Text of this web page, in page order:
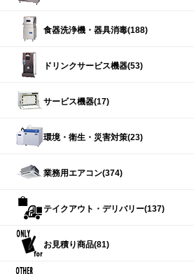
食器洗浄機・器具消毒(188)
ドリンクサービス機器(53)
サービス機器(17)
環境・衛生・災害対策(23)
業務用エアコン(374)
テイクアウト・デリバリー(137)
お見積り商品(81)